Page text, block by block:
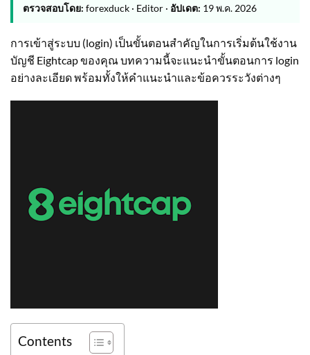
ตรวจสอบโดย: forexduck · Editor · อัปเดต: 19 พ.ค. 2026
การเข้าสู่ระบบ (login) เป็นขั้นตอนสำคัญในการเริ่มต้นใช้งาน
บัญชี Eightcap ของคุณ บทความนี้จะแนะนำขั้นตอนการ login
อย่างละเอียด พร้อมทั้งให้คำแนะนำและข้อควรระวังต่างๆ
Contents